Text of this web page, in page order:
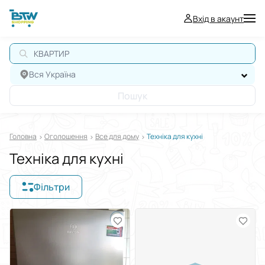
Вхід в акаунт
КВАРТИРА
Вся Україна
Пошук
Головна Оголошення Все для дому Техніка для кухні
Техніка для кухні
Фільтри
Відображати в $€